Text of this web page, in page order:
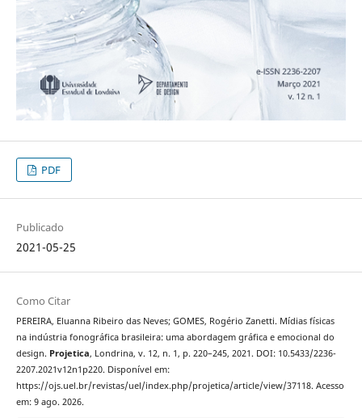
PDF
Publicado
2021-05-25
Como Citar
PEREIRA, Eluanna Ribeiro das Neves; GOMES, Rogério Zanetti. Mídias físicas
na indústria fonográfica brasileira: uma abordagem gráfica e emocional do
design. Projetica, Londrina, v. 12, n. 1, p. 220–245, 2021. DOI: 10.5433/2236-
2207.2021v12n1p220. Disponível em:
https://ojs.uel.br/revistas/uel/index.php/projetica/article/view/37118. Acesso
em: 9 ago. 2026.